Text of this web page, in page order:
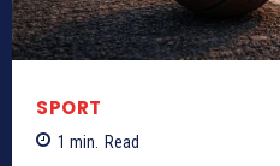
SPORT
1 min. Read